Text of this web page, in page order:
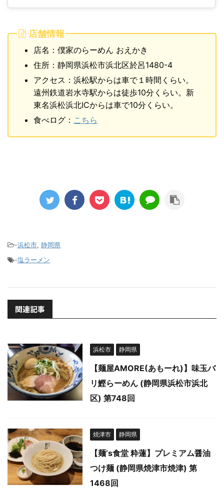
店舗情報
店名：僕家のらーめん おえかき
住所：静岡県浜松市浜北区於呂1480-4
アクセス：浜松駅からは車で１時間くらい。
遠州鉄道岩水寺駅からは徒歩10分くらい。新
東名浜松浜北ICからは車で10分くらい。
食べログ： こちら
-浜松市, 静岡県
-塩ラーメン
関連記事
浜松市 静岡県
【麺屋AMORE(あもーれ)】味玉バ
リ鰹らーめん (静岡県浜松市浜北
区) 第748回
焼津市 静岡県
【麺’s食堂 粋蓮】プレミアム醤油
つけ麺 (静岡県焼津市焼津) 第
1468回